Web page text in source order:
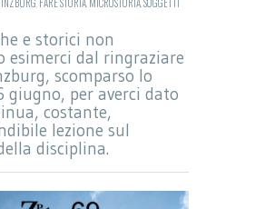
e storici non
esimerci dal ringraziare
scomparso lo
giugno, per averci dato
costante,
lezione sul
disciplina.